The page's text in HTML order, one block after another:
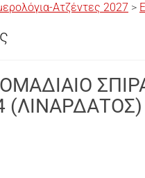
Ατζέντες 2027 >
(ΛΙΝΑΡΔΑΤΟΣ)